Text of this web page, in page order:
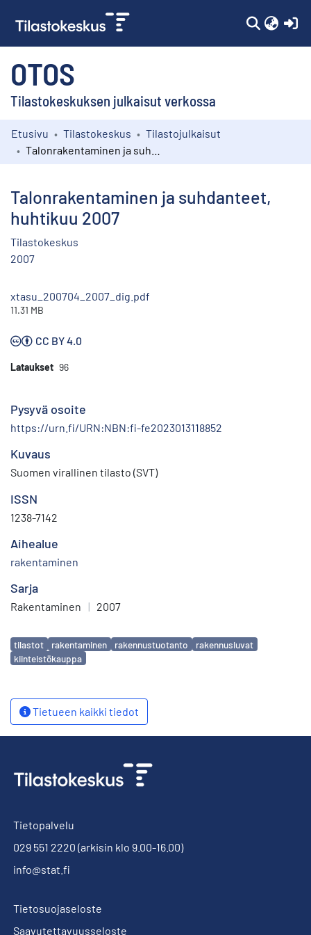
OTOS
Tilastokeskuksen julkaisut verkossa
Kokoelmat
Etusivu Tilastokeskus
Tilastojulkaisut
Talonrakentaminen ja suhdanteet,
huhtikuu 2007
Tilastokeskus
2007
xtasu_200704_2007_dig.pdf
11.31 MB
CC BY 4.0
Lataukset 96
Pysyvä osoite
https://urn.fi/URN:NBN:fi-fe2023013118852
Kuvaus
Suomen virallinen tilasto (SVT)
ISSN
1238-7142
Aihealue
rakentaminen
Sarja
Rakentaminen | 2007
Avainsanat
tilastot rakentaminen rakennustuotanto
rakennusluvat
kiinteistökauppa
Tietueen kaikki tiedot
Tietopalvelu
029 551 2220 (arkisin klo 9.00-16.00)
info@stat.fi
Tietosuojaseloste
Saavutettavuusseloste